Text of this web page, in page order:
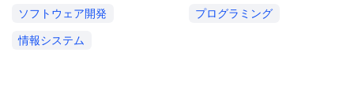
ソフトウェア開発
プログラミング
情報システム